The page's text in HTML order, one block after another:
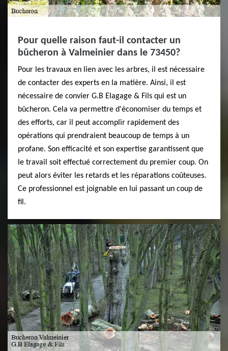
Pour quelle raison faut-il contacter un
bûcheron à Valmeinier dans le 73450?
Pour les travaux en lien avec les arbres, il est nécessaire
de contacter des experts en la matière. Ainsi, il est
nécessaire de convier G.B Elagage & Fils qui est un
bûcheron. Cela va permettre d'économiser du temps et
des efforts, car il peut accomplir rapidement des
opérations qui prendraient beaucoup de temps à un
profane. Son efficacité et son expertise garantissent que
le travail soit effectué correctement du premier coup. On
peut alors éviter les retards et les réparations coûteuses.
Ce professionnel est joignable en lui passant un coup de
fil.